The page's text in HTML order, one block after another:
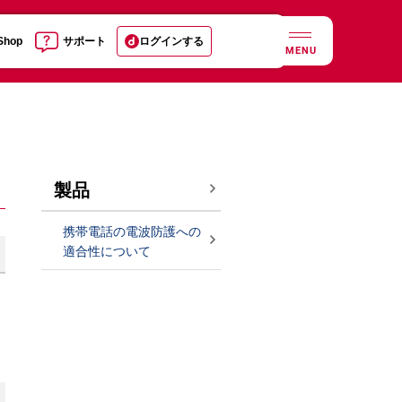
サポート ログインする
MENU
製品
携帯電話の電波防護への
適合性について